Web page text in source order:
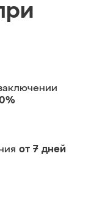
от 7 дней